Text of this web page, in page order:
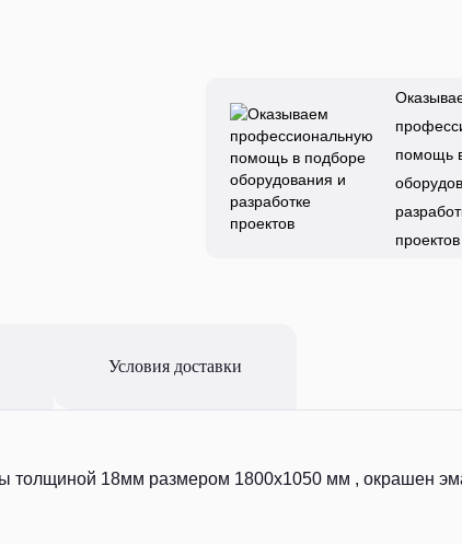
помощь
проектов
Условия доставки
толщиной 18мм размером 1800х1050 мм , окрашен